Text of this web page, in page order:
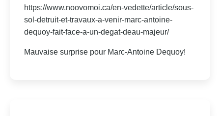
https://www.noovomoi.ca/en-vedette/article/sous-
sol-detruit-et-travaux-a-venir-marc-antoine-
dequoy-fait-face-a-un-degat-deau-majeur/
Mauvaise surprise pour Marc-Antoine Dequoy!